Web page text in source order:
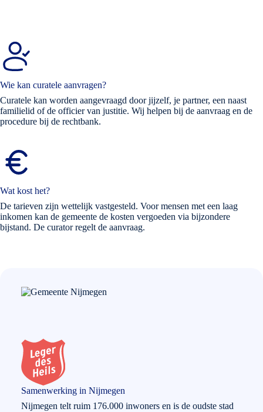
Wie kan curatele aanvragen?
Curatele kan worden aangevraagd door jijzelf, je partner, een naast
familielid of de officier van justitie. Wij helpen bij de aanvraag en de
procedure bij de rechtbank.
Wat kost het?
De tarieven zijn wettelijk vastgesteld. Voor mensen met een laag
inkomen kan de gemeente de kosten vergoeden via bijzondere
bijstand. De curator regelt de aanvraag.
Samenwerking in Nijmegen
Nijmegen telt ruim 176.000 inwoners en is de oudste stad